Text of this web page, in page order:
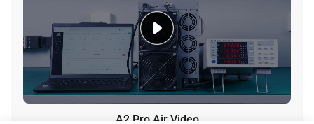
A2 Pro Air Video